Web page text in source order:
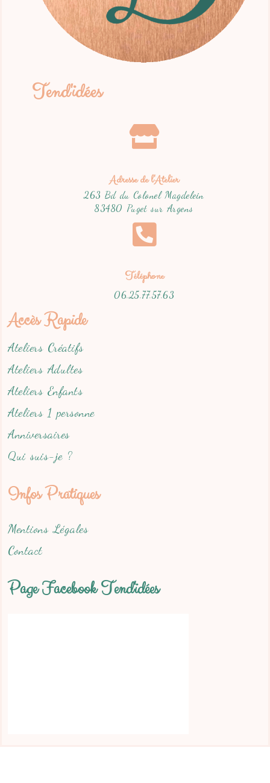
Tend'idées
Adresse de l'Atelier
263 Bd du Colonel Magdelein
83480 Puget sur Argens
Téléphone
06.25.77.57.63
Accès Rapide
Ateliers Créatifs
Ateliers Adultes
Ateliers Enfants
Ateliers 1 personne
Anniversaires
Qui suis-je ?
Infos Pratiques
Mentions Légales
Contact
Page Facebook Tend'idées